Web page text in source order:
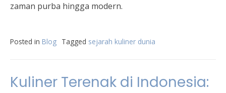
zaman purba hingga modern.
Posted in Blog Tagged sejarah kuliner dunia
Kuliner Terenak di Indonesia: